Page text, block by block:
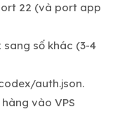
22 (và port app
sang số khác (3-4
auth.json.
vào VPS